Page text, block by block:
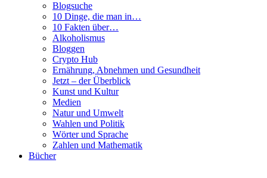
Blogsuche
10 Dinge, die man in…
10 Fakten über…
Alkoholismus
Bloggen
Crypto Hub
Ernährung, Abnehmen und Gesundheit
Jetzt – der Überblick
Kunst und Kultur
Medien
Natur und Umwelt
Wahlen und Politik
Wörter und Sprache
Zahlen und Mathematik
Bücher